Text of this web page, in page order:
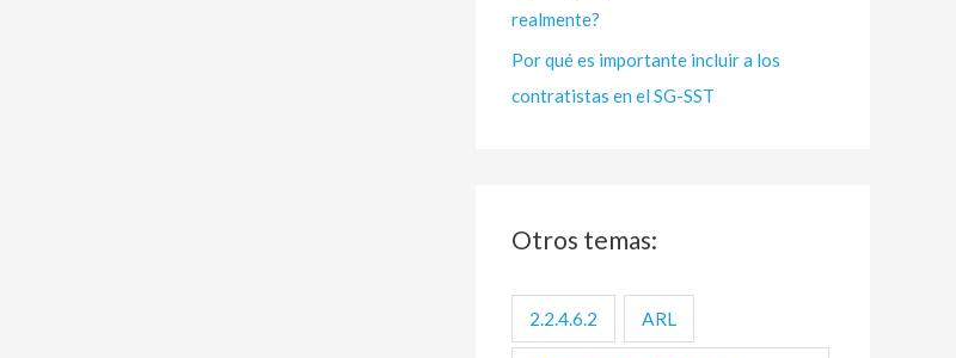
realmente?
Por qué es importante incluir a los
contratistas en el SG-SST
Otros temas:
2.2.4.6.2 ARL